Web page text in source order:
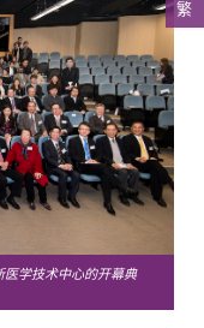
繁
医学技术中心的开幕典